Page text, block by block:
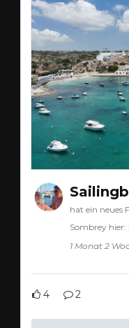
hat ein
Sombrey hier:
1 Monat 2
4 2